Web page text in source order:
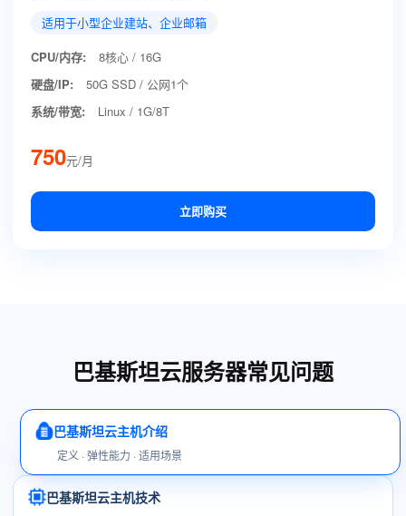
适用于小型企业建站、企业邮箱
CPU/内存:
8核心 / 16G
硬盘/IP:
50G SSD / 公网1个
系统/带宽:
Linux / 1G/8T
750元/月
立即购买
巴基斯坦云服务器常见问题
巴基斯坦云主机介绍
定义 · 弹性能力 · 适用场景
巴基斯坦云主机技术